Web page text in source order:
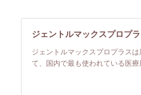
ジェントルマックスプロプ
ジェントルマックスプロプラス
て、国内で最も使われている医療